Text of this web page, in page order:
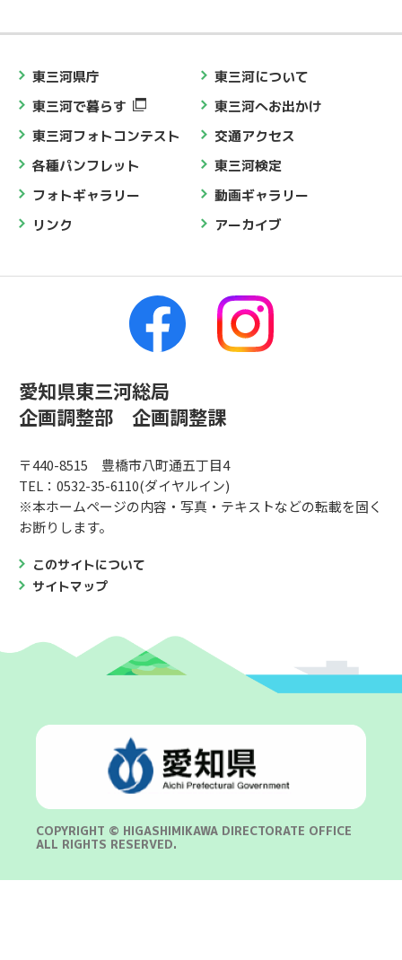
東三河県庁
東三河について
東三河で暮らす
東三河へお出かけ
東三河フォトコンテスト
交通アクセス
各種パンフレット
東三河検定
フォトギャラリー
動画ギャラリー
リンク
アーカイブ
愛知県東三河総局
企画調整部 企画調整課
〒440-8515 豊橋市八町通五丁目4
TEL：0532-35-6110(ダイヤルイン)
※本ホームページの内容・写真・テキストなどの転載を固く
お断りします。
このサイトについて
サイトマップ
COPYRIGHT © HIGASHIMIKAWA DIRECTORATE OFFICE
ALL RIGHTS RESERVED.